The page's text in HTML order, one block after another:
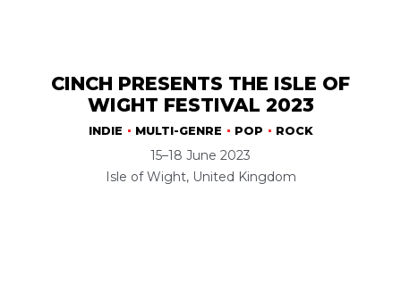
CINCH PRESENTS THE ISLE OF
WIGHT FESTIVAL 2023
INDIE MULTI-GENRE POP ROCK
15–18 June 2023
Isle of Wight, United Kingdom